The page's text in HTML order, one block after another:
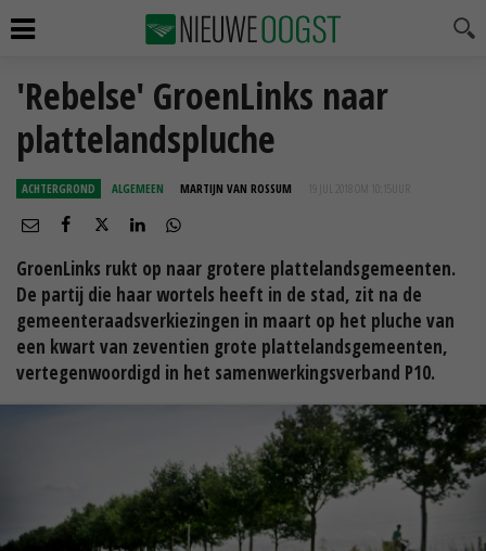
'Rebelse' GroenLinks naar
plattelandspluche
ACHTERGROND ALGEMEEN MARTIJN VAN ROSSUM 19 JUL 2018 OM 10:15
GroenLinks rukt op naar grotere plattelandsgemeenten.
De partij die haar wortels heeft in de stad, zit na de
gemeenteraadsverkiezingen in maart op het pluche van
een kwart van zeventien grote plattelandsgemeenten,
vertegenwoordigd in het samenwerkingsverband P10.